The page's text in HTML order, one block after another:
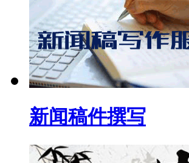
新闻稿件撰写